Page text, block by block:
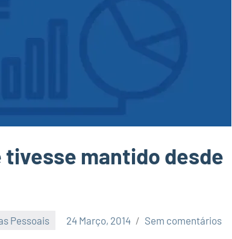
tivesse mantido desde
Pessoais 24 Março, 2014 Sem comentários